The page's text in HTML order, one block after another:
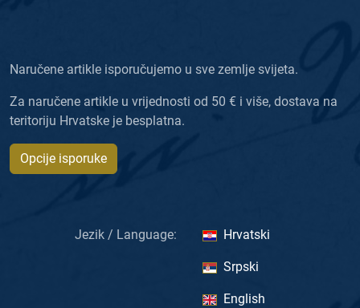
Naručene artikle isporučujemo u sve zemlje svijeta.
Za naručene artikle u vrijednosti od 50 € i više, dostava na
teritoriju Hrvatske je besplatna.
Opcije isporuke
Jezik / Language: Hrvatski
Srpski
English